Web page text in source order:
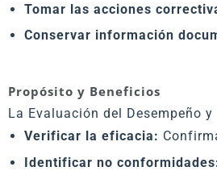
Tomar las acciones
Conservar información
Propósito y Beneficios
La Evaluación del Desempeño
Verificar la eficacia:
Identificar no